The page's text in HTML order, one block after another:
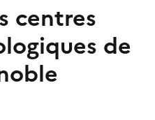
centres
de